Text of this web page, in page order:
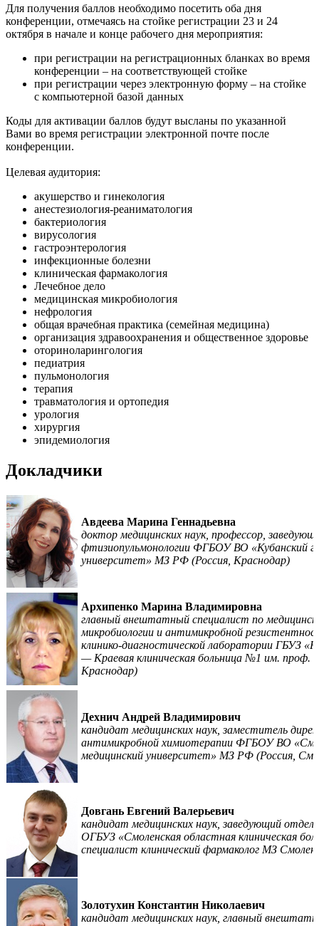
Для получения баллов необходимо посетить оба дня
конференции, отмечаясь на стойке регистрации 23 и 24
октября в начале и конце рабочего дня мероприятия:
при регистрации на регистрационных бланках во время
конференции – на соответствующей стойке
при регистрации через электронную форму – на стойке
с компьютерной базой данных
Коды для активации баллов будут высланы по указанной
Вами во время регистрации электронной почте после
конференции.
Целевая аудитория:
акушерство и гинекология
анестезиология-реаниматология
бактериология
вирусология
гастроэнтерология
инфекционные болезни
клиническая фармакология
Лечебное дело
медицинская микробиология
нефрология
общая врачебная практика (семейная медицина)
организация здравоохранения и общественное здоровье
оториноларингология
педиатрия
пульмонология
терапия
травматология и ортопедия
урология
хирургия
эпидемиология
Докладчики
Авдеева Марина Геннадьевна
доктор медицинских наук, профессор,
фтизиопульмонологии ФГБОУ ВО «Кубанский
университет» МЗ РФ (Россия, Краснодар)
Архипенко Марина Владимировна
главный внештатный специалист по
микробиологии и антимикробной
клинико-диагностической лаборатории ГБУЗ
— Краевая клиническая больница №1 им. проф.
Краснодар)
Дехнич Андрей Владимирович
кандидат медицинских наук, заместитель
антимикробной химиотерапии ФГБОУ ВО
медицинский университет» МЗ РФ (Россия,
Довгань Евгений Валерьевич
кандидат медицинских наук, заведующий
ОГБУЗ «Смоленская областная клиническая
специалист клинический фармаколог МЗ
Золотухин Константин Николаевич
кандидат медицинских наук, главный